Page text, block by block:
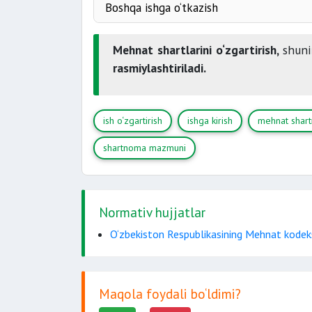
nomuayyan muddatga
texnologiyadagi
Boshqa ishga o‘tkazish
Mehnat shartlarini o‘zgartirish,
rasmiylashtiriladi.
ish o‘zgartirish ishga kirish mehnat
shartnoma mazmuni
Normativ hujjatlar
O‘zbekiston Respublikasining Mehnat
Maqola foydali bo‘ldimi?